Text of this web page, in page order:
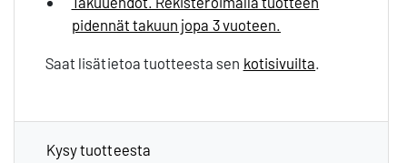
pidennät takuun jopa 3 vuoteen.
Saat lisätietoa tuotteesta sen kotisivuilta
Kysy tuotteesta